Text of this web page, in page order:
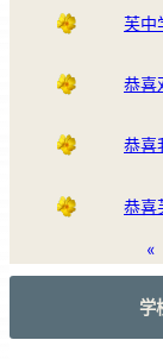
芙中
恭喜
恭喜
恭喜
«
学